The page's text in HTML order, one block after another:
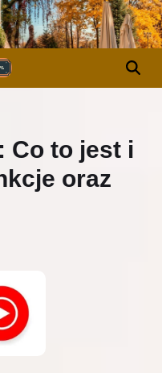
Co to jest i
oraz